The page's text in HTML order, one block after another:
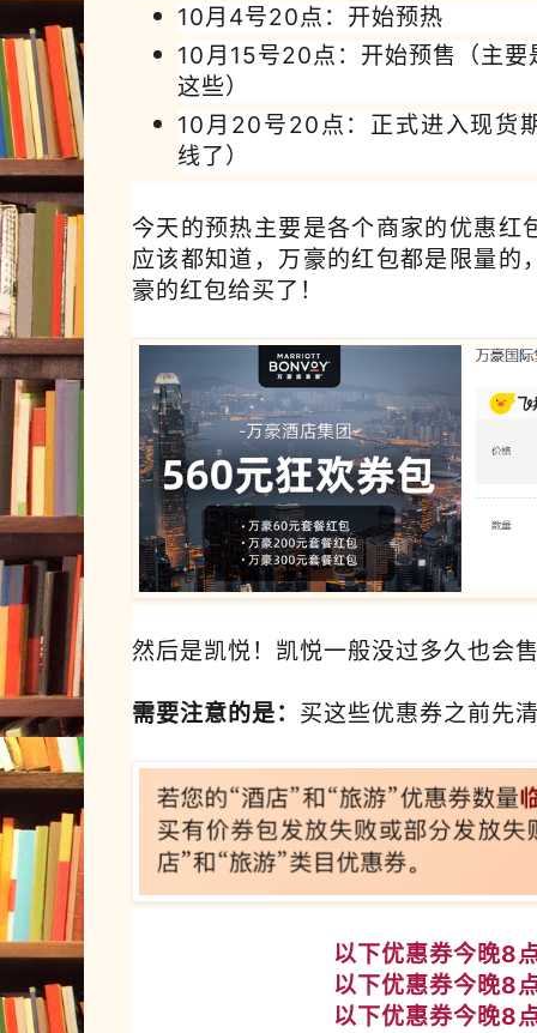
10月4号20点：开始预热
10月15号20点：开始预售（主要
这些）
10月20号20点：正式进入现货
线了）
今天的预热主要是各个商家的优惠红
应该都知道，万豪的红包都是限量的
豪的红包给买了！
然后是凯悦！凯悦一般没过多久也会
需要注意的是： 买这些优惠券之前先
以下优惠券今晚8
以下优惠券今晚8
以下优惠券今晚8